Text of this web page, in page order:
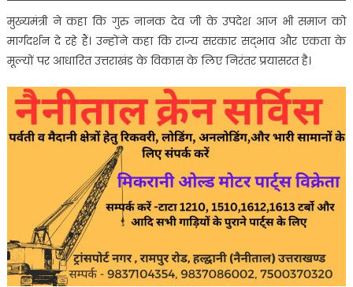
मुख्यमंत्री ने कहा कि गुरु नानक देव जी के उपदेश आज भी समाज को
मार्गदर्शन दे रहे हैं। उन्होंने कहा कि राज्य सरकार सद्भाव और एकता के
मूल्यों पर आधारित उत्तराखंड के विकास के लिए निरंतर प्रयासरत है।